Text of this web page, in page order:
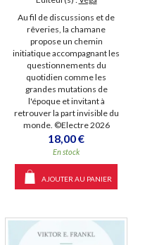
Au fil de discussions et de
rêveries, la chamane
propose un chemin
initiatique accompagnant les
questionnements du
quotidien comme les
grandes mutations de
l'époque et invitant à
retrouver la part invisible du
monde. ©Electre 2026
18,00 €
En stock
AJOUTER AU PANIER